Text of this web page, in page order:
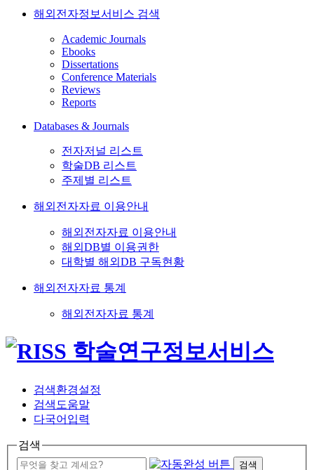
해외전자정보서비스 검색
Academic Journals
Ebooks
Dissertations
Conference Materials
Reviews
Reports
Databases & Journals
전자저널 리스트
학술DB 리스트
주제별 리스트
해외전자자료 이용안내
해외전자자료 이용안내
해외DB별 이용권한
대학별 해외DB 구독현황
해외전자자료 통계
해외전자자료 통계
검색환경설정
검색도움말
다국어입력
검색
검색